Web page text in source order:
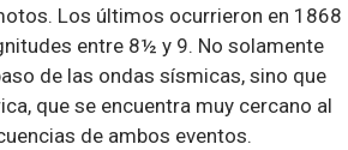
Los últimos ocurrieron en 1868
entre 8½ y 9. No solamente
de las ondas sísmicas, sino que
que se encuentra muy cercano al
de ambos eventos.